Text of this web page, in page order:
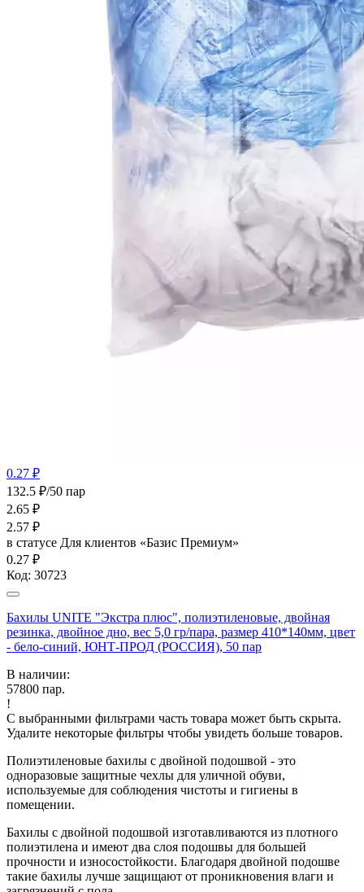
0.27 ₽
132.5 ₽/50 пар
2.65 ₽
2.57 ₽
в статусе Для клиентов «Базис Премиум»
0.27 ₽
Код: 30723
Бахилы UNITE "Экстра плюс", полиэтиленовые, двойная
резинка, двойное дно, вес 5,0 гр/пара, размер 410*140мм, цвет
- бело-синий, ЮНТ-ПРОД (РОССИЯ), 50 пар
В наличии:
57800 пар.
!
С выбранными фильтрами часть товара может быть скрыта.
Удалите некоторые фильтры чтобы увидеть больше товаров.
Полиэтиленовые бахилы с двойной подошвой - это
одноразовые защитные чехлы для уличной обуви,
используемые для соблюдения чистоты и гигиены в
помещении.
Бахилы с двойной подошвой изготавливаются из плотного
полиэтилена и имеют два слоя подошвы для большей
прочности и износостойкости. Благодаря двойной подошве
такие бахилы лучше защищают от проникновения влаги и